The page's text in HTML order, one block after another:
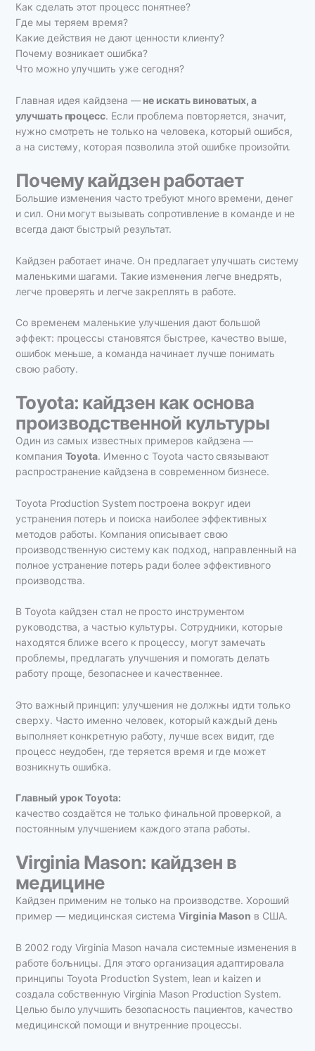
Как сделать этот процесс понятнее?
Где мы теряем время?
Какие действия не дают ценности клиенту?
Почему возникает ошибка?
Что можно улучшить уже сегодня?
Главная идея кайдзена — не искать виноватых, а
улучшать процесс. Если проблема повторяется, значит,
нужно смотреть не только на человека, который ошибся,
а на систему, которая позволила этой ошибке произойти.
Почему кайдзен работает
Большие изменения часто требуют много времени, денег
и сил. Они могут вызывать сопротивление в команде и не
всегда дают быстрый результат.
Кайдзен работает иначе. Он предлагает улучшать систему
маленькими шагами. Такие изменения легче внедрять,
легче проверять и легче закреплять в работе.
Со временем маленькие улучшения дают большой
эффект: процессы становятся быстрее, качество выше,
ошибок меньше, а команда начинает лучше понимать
свою работу.
Toyota: кайдзен как основа
производственной культуры
Один из самых известных примеров кайдзена —
компания Toyota. Именно с Toyota часто связывают
распространение кайдзена в современном бизнесе.
Toyota Production System построена вокруг идеи
устранения потерь и поиска наиболее эффективных
методов работы. Компания описывает свою
производственную систему как подход, направленный на
полное устранение потерь ради более эффективного
производства.
В Toyota кайдзен стал не просто инструментом
руководства, а частью культуры. Сотрудники, которые
находятся ближе всего к процессу, могут замечать
проблемы, предлагать улучшения и помогать делать
работу проще, безопаснее и качественнее.
Это важный принцип: улучшения не должны идти только
сверху. Часто именно человек, который каждый день
выполняет конкретную работу, лучше всех видит, где
процесс неудобен, где теряется время и где может
возникнуть ошибка.
Главный урок Toyota:
качество создаётся не только финальной проверкой, а
постоянным улучшением каждого этапа работы.
Virginia Mason: кайдзен в
медицине
Кайдзен применим не только на производстве. Хороший
пример — медицинская системаVirginia Mason в США.
В 2002 году Virginia Mason начала системные изменения в
работе больницы. Для этого организация адаптировала
принципы Toyota Production System, lean и kaizen и
создала собственную Virginia Mason Production System.
Целью было улучшить безопасность пациентов, качество
медицинской помощи и внутренние процессы.